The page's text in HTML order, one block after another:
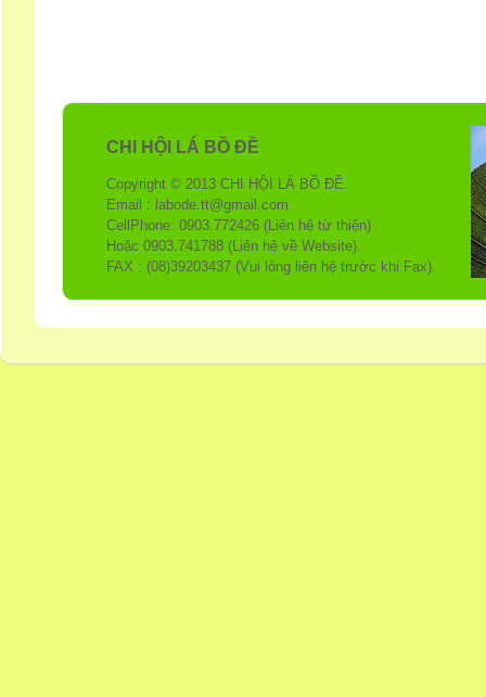
CHI HỘI LÁ BỒ ĐỀ
Copyright © 2013 CHI HỘI LÁ BỒ ĐỀ.
Email : labode.tt@gmail.com
CellPhone: 0903.772426 (Liên hệ từ thiện)
Hoặc 0903.741788 (Liên hệ về Website).
FAX : (08)39203437 (Vui lòng liên hệ trước khi Fax).